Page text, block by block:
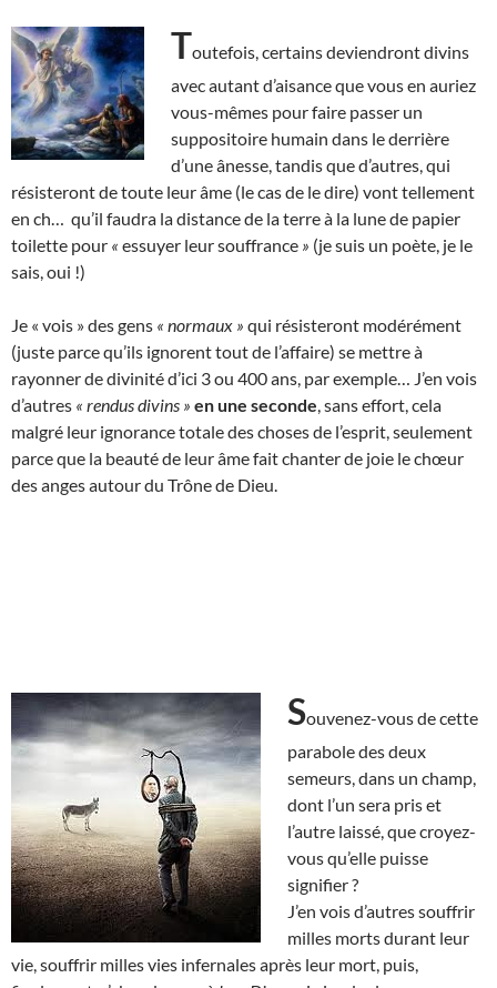
Toutefois, certains deviendront divins
avec autant d’aisance que vous en auriez
vous-mêmes pour faire passer un
suppositoire humain dans le derrière
d’une ânesse, tandis que d’autres, qui
résisteront de toute leur âme (le cas de le dire) vont tellement
en ch… qu’il faudra la distance de la terre à la lune de papier
toilette pour « essuyer leur souffrance » (je suis un poète, je le
sais, oui !)
Je « vois » des gens « normaux » qui résisteront modérément
(juste parce qu’ils ignorent tout de l’affaire) se mettre à
rayonner de divinité d’ici 3 ou 400 ans, par exemple… J’en vois
d’autres « rendus divins » en une seconde , sans effort, cela
malgré leur ignorance totale des choses de l’esprit, seulement
parce que la beauté de leur âme fait chanter de joie le chœur
des anges autour du Trône de Dieu.
Souvenez-vous de cette
parabole des deux
semeurs, dans un champ,
dont l’un sera pris et
l’autre laissé, que croyez-
vous qu’elle puisse
signifier ?
J’en vois d’autres souffrir
milles morts durant leur
vie, souffrir milles vies infernales après leur mort, puis,